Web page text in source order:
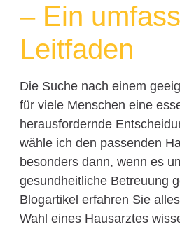
– Ein
Leitfaden
Die Suche nach einem
für viele Menschen eine
herausfordernde
wähle ich den passenden
besonders dann, wenn es
gesundheitliche Betreuung
Blogartikel erfahren Sie
Wahl eines Hausarztes